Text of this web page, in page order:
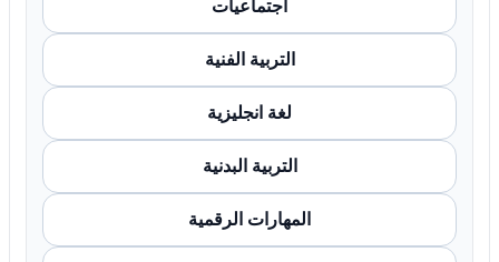
اجتماعيات
التربية الفنية
لغة انجليزية
التربية البدنية
المهارات الرقمية